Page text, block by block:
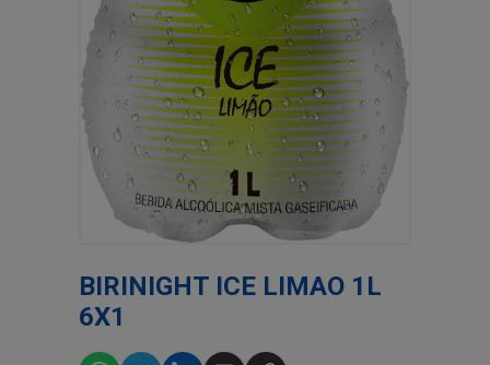
BIRINIGHT ICE LIMAO 1L
6X1